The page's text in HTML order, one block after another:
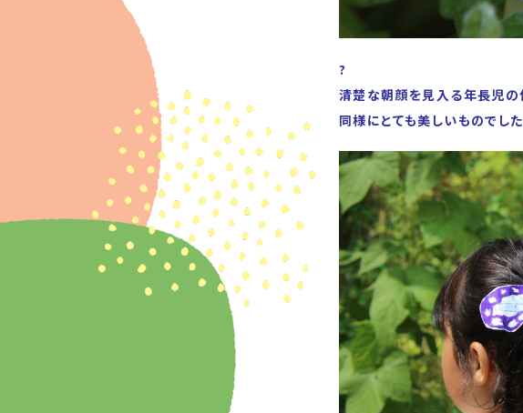
?
清楚な朝顔を見入る年長児の
同様にとても美しいものでした